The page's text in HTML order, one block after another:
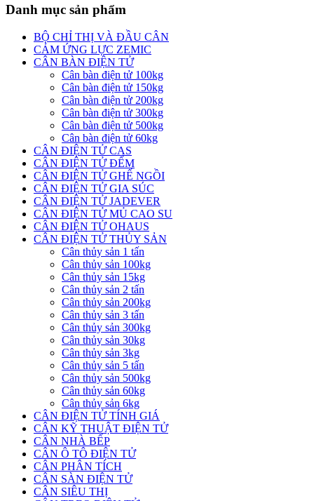
là:
18.000.000,00 ₫.
16.000.000,00 ₫.
Danh mục sản phẩm
BỘ CHỈ THỊ VÀ ĐẦU CÂN
CẢM ỨNG LỰC ZEMIC
CÂN BÀN ĐIỆN TỬ
Cân bàn điện tử 100kg
Cân bàn điện tử 150kg
Cân bàn điện tử 200kg
Cân bàn điện tử 300kg
Cân bàn điện tử 500kg
Cân bàn điện tử 60kg
CÂN ĐIỆN TỬ CAS
CÂN ĐIỆN TỬ ĐẾM
CÂN ĐIỆN TỬ GHẾ NGỒI
CÂN ĐIỆN TỬ GIA SÚC
CÂN ĐIỆN TỬ JADEVER
CÂN ĐIỆN TỬ MỦ CAO SU
CÂN ĐIỆN TỬ OHAUS
CÂN ĐIỆN TỬ THỦY SẢN
Cân thủy sản 1 tấn
Cân thủy sản 100kg
Cân thủy sản 15kg
Cân thủy sản 2 tấn
Cân thủy sản 200kg
Cân thủy sản 3 tấn
Cân thủy sản 300kg
Cân thủy sản 30kg
Cân thủy sản 3kg
Cân thủy sản 5 tấn
Cân thủy sản 500kg
Cân thủy sản 60kg
Cân thủy sản 6kg
CÂN ĐIỆN TỬ TÍNH GIÁ
CÂN KỸ THUẬT ĐIỆN TỬ
CÂN NHÀ BẾP
CÂN Ô TÔ ĐIỆN TỬ
CÂN PHÂN TÍCH
CÂN SÀN ĐIỆN TỬ
CÂN SIÊU THỊ